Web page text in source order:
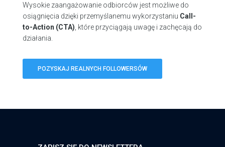
Wysokie zaangażowanie odbiorców jest możliwe do
osiągnięcia dzięki przemyślanemu wykorzystaniu Call-
to-Action (CTA), które przyciągają uwagę i zachęcają do
działania.
POZYSKAJ REALNYCH FOLLOWERSÓW